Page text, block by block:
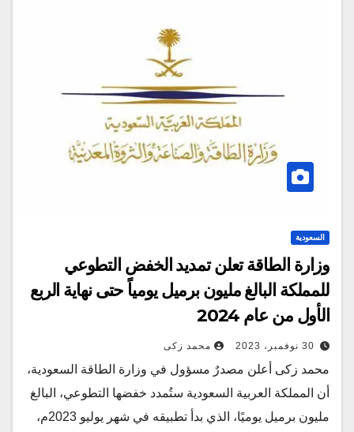
السعودية
وزارة الطاقة تعلن تمديد الخفض التطوعي
للمملكة البالغ مليون برميل يومياً حتى نهاية الربع
الأول من عام 2024
30 نوفمبر، 2023 محمد زكى
محمد زكى أعلن مصدرٌ مسؤول في وزارة الطاقة السعودية،
أن المملكة العربية السعودية ستُمدد خفضها التطوعي، البالغ
مليون برميل يوميًا، الذي بدأ تطبيقه في شهر يوليو 2023م،